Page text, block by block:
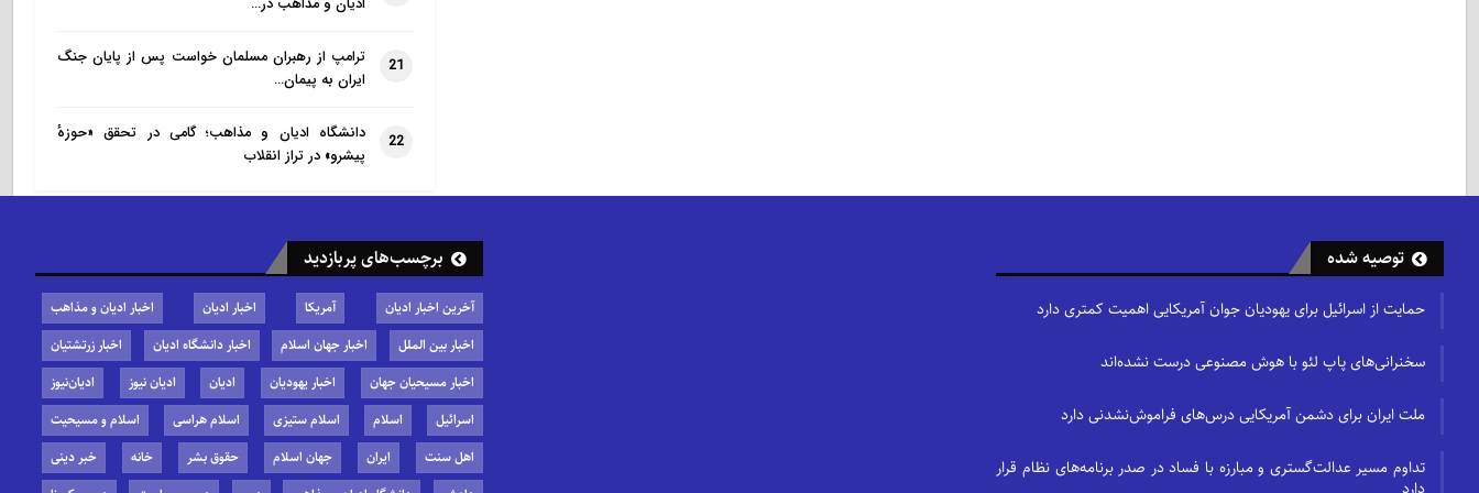
21
ترامپ از رهبران مسلمان خواست پس از پایان جنگ
ایران به پیمان…
22
دانشگاه ادیان و مذاهب؛ گامی در تحقق «حوزهٔ
پیشرو» در تراز انقلاب
توصیه شده
حمایت از اسرائیل برای یهودیان جوان آمریکایی اهمیت کمتری دارد
سخنرانی‌های پاپ لئو با هوش مصنوعی درست نشده‌اند
ملت ایران برای دشمن آمریکایی درس‌های فراموش‌نشدنی دارد
تداوم مسیر عدالت‌گستری و مبارزه با فساد در صدر برنامه‌های نظام قرار
برچسب‌های پربازدید
آخرین اخبار ادیان آمریکا اخبار ادیان
اخبار ادیان و مذاهب
اخبار بین الملل
اخبار جهان اسلام اخبار دانشگاه ادیان
اخبار زرتشتیان
اخبار مسیحیان جهان
اخبار یهودیان ادیان ادیان نیوز
ادیان‌نیوز
اسرائیل
اسلام اسلام ستیزی اسلام هراسی
اسلام و مسیحیت
اهل سنت
ایران جهان اسلام حقوق بشر خانه
خبر دینی